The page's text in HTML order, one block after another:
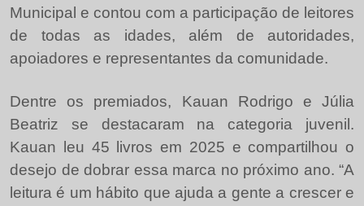
Municipal e contou com a participação de leitores
de todas as idades, além de autoridades,
apoiadores e representantes da comunidade.
Dentre os premiados, Kauan Rodrigo e Júlia
Beatriz se destacaram na categoria juvenil.
Kauan leu 45 livros em 2025 e compartilhou o
desejo de dobrar essa marca no próximo ano. “A
leitura é um hábito que ajuda a gente a crescer e